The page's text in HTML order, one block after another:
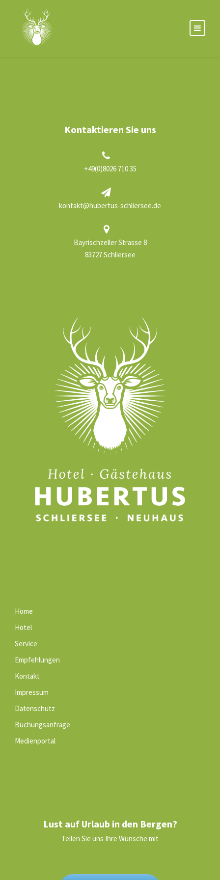
Kontaktieren Sie uns
+49(0)8026 710 35
kontakt@hubertus-schliersee.de
Bayrischzeller Strasse 8
83727 Schliersee
Home
Hotel
Service
Empfehlungen
Kontakt
Impressum
Datenschutz
Buchungsanfrage
Medienportal
Lust auf Urlaub in den Bergen?
Teilen Sie uns Ihre Wünsche mit